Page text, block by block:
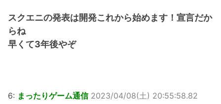
スクエニの発表は開発これから始めます！宣言だか
らね
早くて3年後やぞ
6: まったりゲーム通信 2023/04/08(土) 20:55:58.82